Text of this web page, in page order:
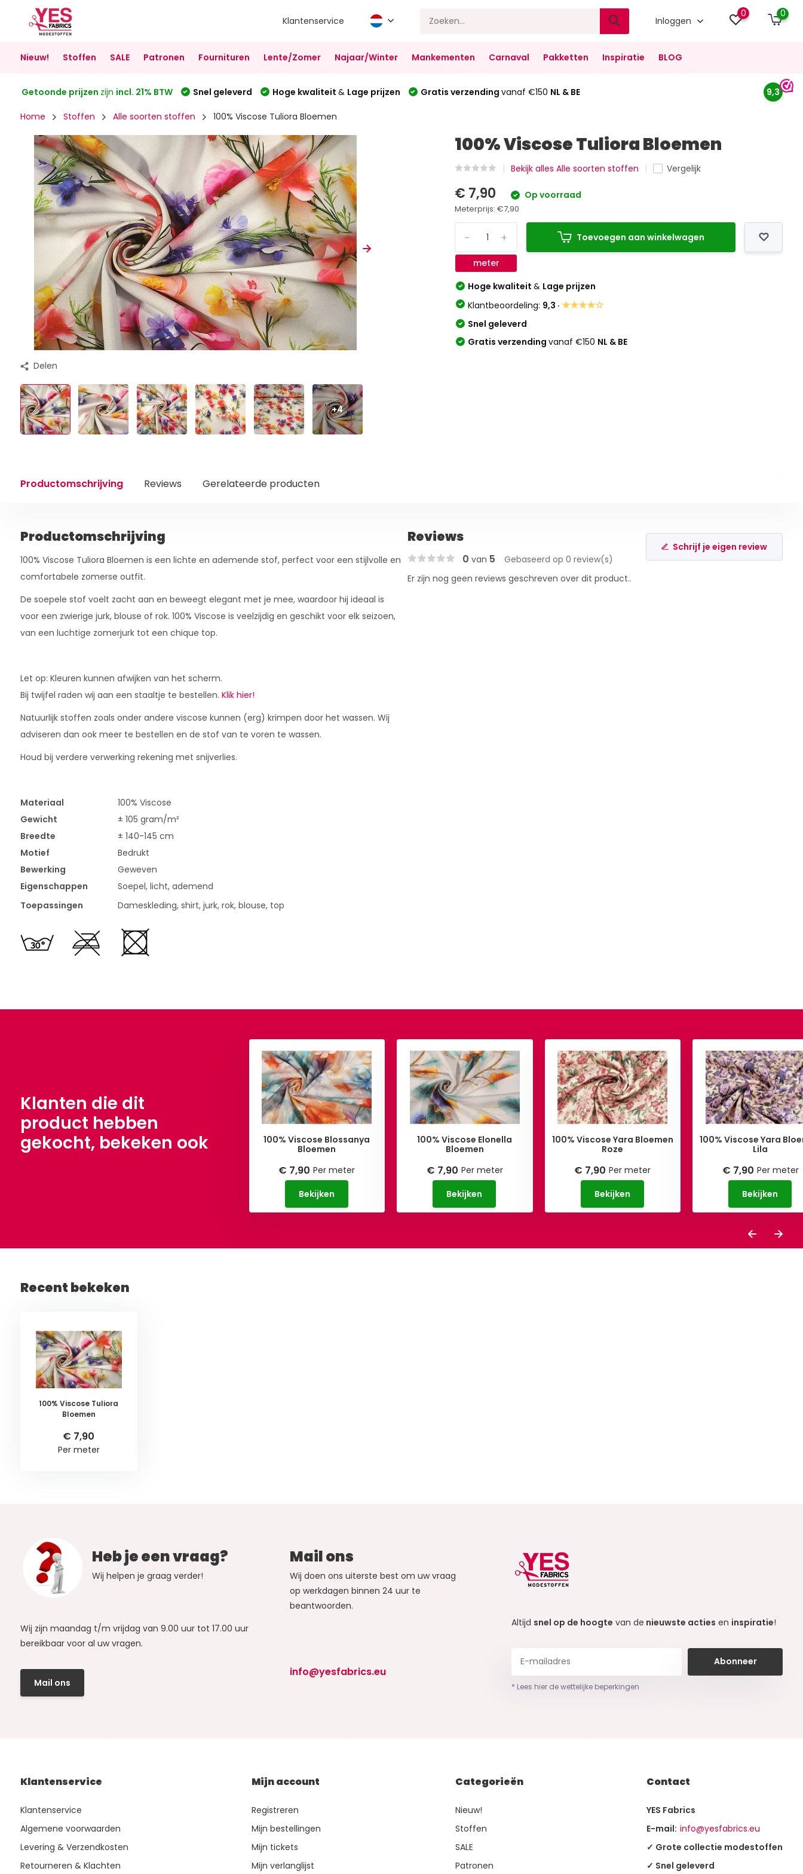
Klantenservice Inloggen
0 0
Nieuw! Stoffen SALE Patronen Fournituren Lente/Zomer Najaar/Winter Mankementen Carnaval Pakketten Inspiratie BLOG
Getoonde prijzen zijn incl. 21% BTW Snel geleverd Hoge kwaliteit & Lage prijzen Gratis verzending vanaf €150 NL & BE 9,3
Home Stoffen Alle soorten stoffen 100% Viscose Tuliora Bloemen
Delen
+4
100% Viscose Tuliora Bloemen
Bekijk alles Alle soorten stoffen Vergelijk
€ 7,90 Op voorraad
Meterprijs:€7,90
+
-
meter
Toevoegen aan winkelwagen
Hoge kwaliteit& Lage prijzen
Klantbeoordeling: 9,3 ·★★★★☆
Snel geleverd
Gratis verzendingvanaf €150 NL & BE
Productomschrijving Reviews Gerelateerde producten
Productomschrijving
100% Viscose Tuliora Bloemen is een lichte en ademende stof, perfect voor een stijlvolle en
comfortabele zomerse outfit.
De soepele stof voelt zacht aan en beweegt elegant met je mee, waardoor hij ideaal is
voor een zwierige jurk, blouse of rok. 100% Viscose is veelzijdig en geschikt voor elk seizoen,
van een luchtige zomerjurk tot een chique top.
Let op: Kleuren kunnen afwijken van het scherm.
Bij twijfel raden wij aan een staaltje te bestellen. Klik hier!
Natuurlijk stoffen zoals onder andere viscose kunnen (erg) krimpen door het wassen. Wij
adviseren dan ook meer te bestellen en de stof van te voren te wassen.
Houd bij verdere verwerking rekening met snijverlies.
Materiaal
100% Viscose
Gewicht
± 105 gram/m²
Breedte
± 140-145 cm
Motief
Bedrukt
Bewerking
Geweven
Eigenschappen
Soepel, licht, ademend
Toepassingen
Dameskleding, shirt, jurk, rok, blouse, top
Reviews
0 van 5 Gebaseerd op 0 review(s)
Schrijf je eigen review
Er zijn nog geen reviews geschreven over dit product..
Klanten die dit
product hebben
gekocht, bekeken ook
€ 7,90
100% Viscose Blossanya
Bloemen
€ 7,90 Per meter
Bekijken
100% Viscose Elonella
Bloemen
€ 7,90 Per meter
Bekijken
100% Viscose Yara Bloemen
Roze
€ 7,90 Per meter
Bekijken
100% Viscose Yara
Lila
€ 7,90 Per meter
Bekijken
Recent bekeken
100% Viscose Tuliora
Bloemen
€ 7,90
Per meter
Heb je een vraag?
Wij helpen je graag verder!
Wij zijn maandag t/m vrijdag van 9.00 uur tot 17.00 uur
bereikbaar voor al uw vragen.
Mail ons
Mail ons
Wij doen ons uiterste best om uw vraag
op werkdagen binnen 24 uur te
beantwoorden.
info@yesfabrics.eu
Altijd snel op de hoogte van de nieuwste acties en inspiratie!
Abonneer
* Lees hier de wettelijke beperkingen
Klantenservice
Klantenservice
Algemene voorwaarden
Levering & Verzendkosten
Retourneren & Klachten
Mijn account
Registreren
Mijn bestellingen
Mijn tickets
Mijn verlanglijst
Categorieën
Nieuw!
Stoffen
SALE
Patronen
Contact
YES Fabrics
E-mail: info@yesfabrics.eu
✓ Grote collectie modestoffen
✓ Snel geleverd